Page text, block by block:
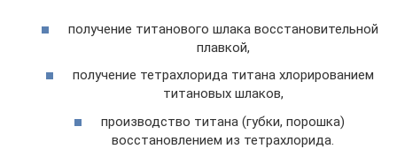
получение титанового шлака восстановительной
плавкой,
получение тетрахлорида титана хлорированием
титановых шлаков,
производство титана (губки, порошка)
восстановлением из тетрахлорида.